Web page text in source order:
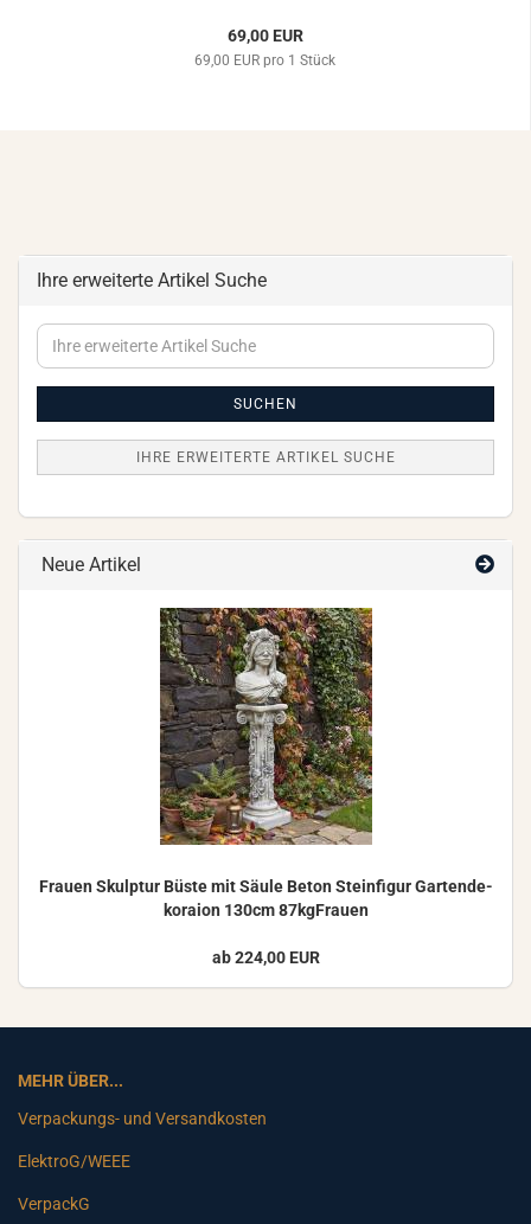
69,00 EUR
69,00 EUR pro 1 Stück
Ihre erweiterte Artikel Suche
Ihre
erweiterte
SUCHEN
IHRE ERWEITERTE ARTIKEL SUCHE
Neue Artikel
Frau­en Skulp­tur Büste mit Säule Beton Stein­fi­gur Gar­ten­de­
ko­rai­on 130cm 87kgFrauen
ab 224,00 EUR
MEHR ÜBER...
Verpackungs- und Versandkosten
ElektroG/WEEE
VerpackG